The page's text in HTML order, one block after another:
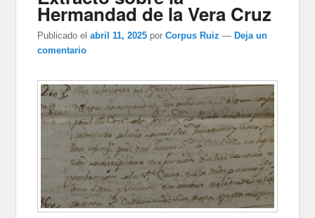
Hermandad de la Vera Cruz
Publicado el abril 11, 2025 porCorpus Ruiz — Deja un
comentario